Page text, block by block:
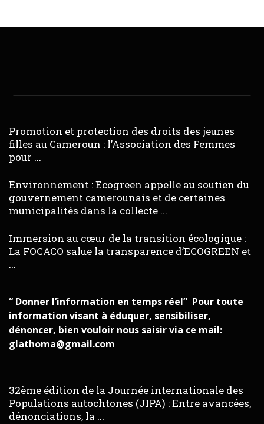
Promotion et protection des droits des jeunes
filles au Cameroun : l’Association des Femmes
pour ...
Environnement : Ecogreen appelle au soutien du
gouvernement camerounais et de certaines
municipalités dans la collecte ...
Immersion au cœur de la transition écologique :
La FOCACO salue la transparence d’ECOGREEN et
...
“ Donner l’information en temps réel” Pour toute
information visant à éduquer, sensibiliser,
dénoncer, bien vouloir nous saisir via ce mail:
glathoma@gmail.com
32ème édition de la Journée internationale des
Populations autochtones (JIPA) : Entre avancées,
dénonciations, la ...